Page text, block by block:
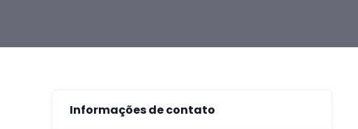
Informações de contato